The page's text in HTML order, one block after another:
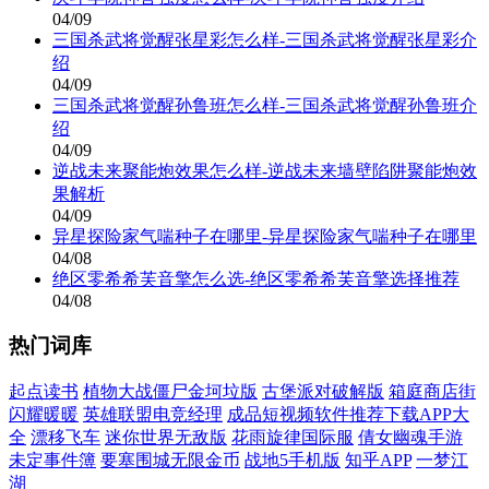
04/09
三国杀武将觉醒张星彩怎么样-三国杀武将觉醒张星彩介
绍
04/09
三国杀武将觉醒孙鲁班怎么样-三国杀武将觉醒孙鲁班介
绍
04/09
逆战未来聚能炮效果怎么样-逆战未来墙壁陷阱聚能炮效
果解析
04/09
异星探险家气喘种子在哪里-异星探险家气喘种子在哪里
04/08
绝区零希希芙音擎怎么选-绝区零希希芙音擎选择推荐
04/08
热门词库
起点读书 植物大战僵尸金坷垃版 古堡派对破解版 箱庭商店街
闪耀暖暖 英雄联盟电竞经理 成品短视频软件推荐下载APP大
全 漂移飞车 迷你世界无敌版 花雨旋律国际服 倩女幽魂手游
未定事件簿 要塞围城无限金币 战地5手机版 知乎APP 一梦江
湖